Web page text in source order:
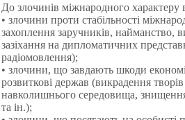
До злочинів міжнародного характеру
• злочини проти стабільності
захоплення заручників, найманство,
зазіхання на дипломатичних
радіомовлення);
• злочини, що завдають шкоди
розвиткові держав (викрадення
навколишнього середовища,
та ін.);